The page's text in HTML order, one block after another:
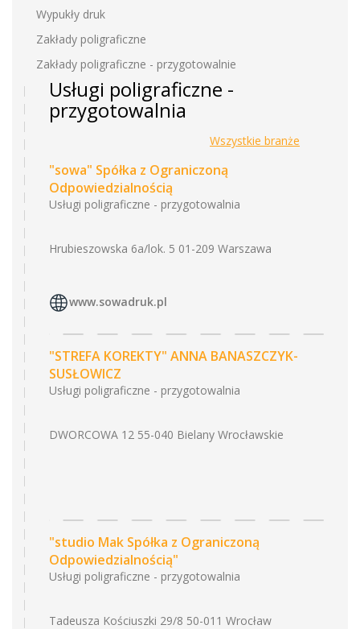
Wypukły druk
Zakłady poligraficzne
Zakłady poligraficzne - przygotowalnie
Usługi poligraficzne -
przygotowalnia
Wszystkie branże
"sowa" Spółka z Ograniczoną
Odpowiedzialnością
Usługi poligraficzne - przygotowalnia
Hrubieszowska 6a/lok. 5 01-209 Warszawa
www.sowadruk.pl
"STREFA KOREKTY" ANNA BANASZCZYK-
SUSŁOWICZ
Usługi poligraficzne - przygotowalnia
DWORCOWA 12 55-040 Bielany Wrocławskie
"studio Mak Spółka z Ograniczoną
Odpowiedzialnością"
Usługi poligraficzne - przygotowalnia
Tadeusza Kościuszki 29/8 50-011 Wrocław